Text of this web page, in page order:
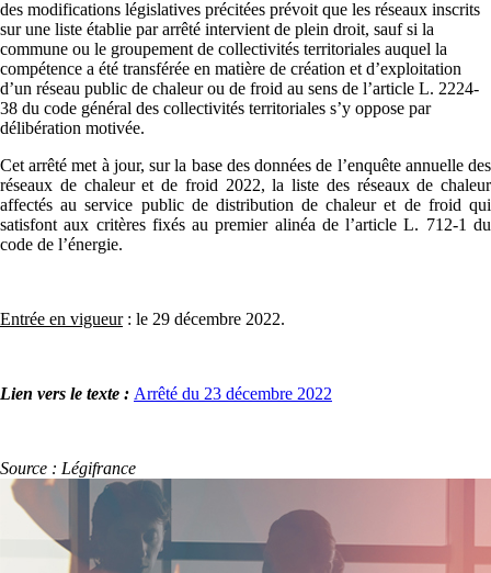
des modifications législatives précitées prévoit que les réseaux inscrits
sur une liste établie par arrêté intervient de plein droit, sauf si la
commune ou le groupement de collectivités territoriales auquel la
compétence a été transférée en matière de création et d’exploitation
d’un réseau public de chaleur ou de froid au sens de l’article L. 2224-
38 du code général des collectivités territoriales s’y oppose par
délibération motivée.
Cet arrêté met à jour, sur la base des données de l’enquête annuelle des
réseaux de chaleur et de froid 2022, la liste des réseaux de chaleur
affectés au service public de distribution de chaleur et de froid qui
satisfont aux critères fixés au premier alinéa de l’article L. 712-1 du
code de l’énergie.
Entrée en vigueur: le 29 décembre 2022.
Lien vers le texte : Arrêté du 23 décembre 2022
Source : Légifrance